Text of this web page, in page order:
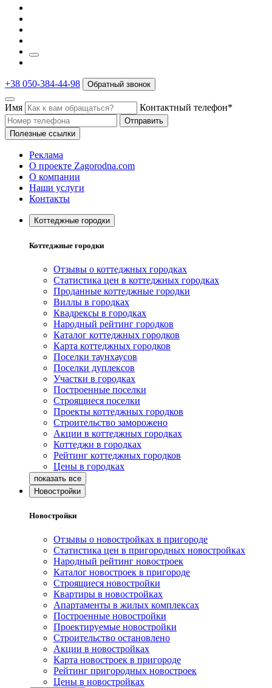
+38 050-384-44-98 Обратный звонок
Имя Контактный телефон*
Отправить
Полезные ссылки
Реклама
О проекте Zagorodna.com
О компании
Наши услуги
Контакты
Коттеджные городки
Коттеджные городки
Отзывы о коттеджных городках
Статистика цен в коттеджных городках
Проданные коттеджные городки
Виллы в городках
Квадрексы в городках
Народный рейтинг городков
Каталог коттеджных городков
Карта коттеджных городков
Поселки таунхаусов
Поселки дуплексов
Участки в городках
Построенные поселки
Строящиеся поселки
Проекты коттеджных городков
Строительство заморожено
Акции в коттеджных городках
Коттеджи в городках
Рейтинг коттеджных городков
Цены в городках
Новостройки
Новостройки
Отзывы о новостройках в пригороде
Статистика цен в пригородных новостройках
Народный рейтинг новостроек
Каталог новостроек в пригороде
Строящиеся новостройки
Квартиры в новостройках
Апартаменты в жилых комплексах
Построенные новостройки
Проектируемые новостройки
Строительство остановлено
Акции в новостройках
Карта новостроек в пригороде
Рейтинг пригородных новостроек
Цены в новостройках